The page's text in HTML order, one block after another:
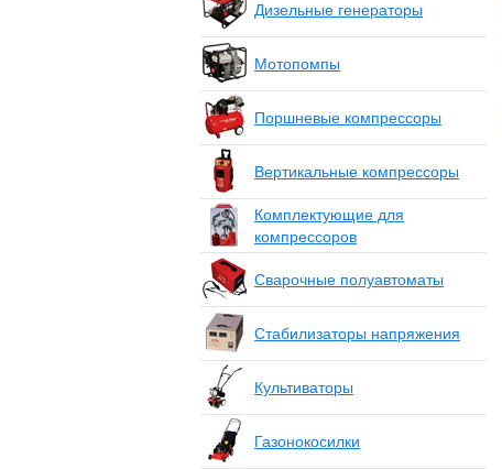
Дизельные генераторы
Мотопомпы
Поршневые компрессоры
Вертикальные компрессоры
Комплектующие для
компрессоров
Сварочные полуавтоматы
Стабилизаторы напряжения
Культиваторы
Газонокосилки